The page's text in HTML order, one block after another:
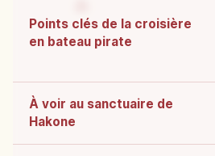
Points clés de la croisière
en bateau pirate
À voir au sanctuaire de
Hakone